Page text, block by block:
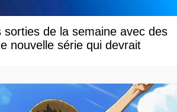
sorties de la semaine avec des
nouvelle série qui devrait